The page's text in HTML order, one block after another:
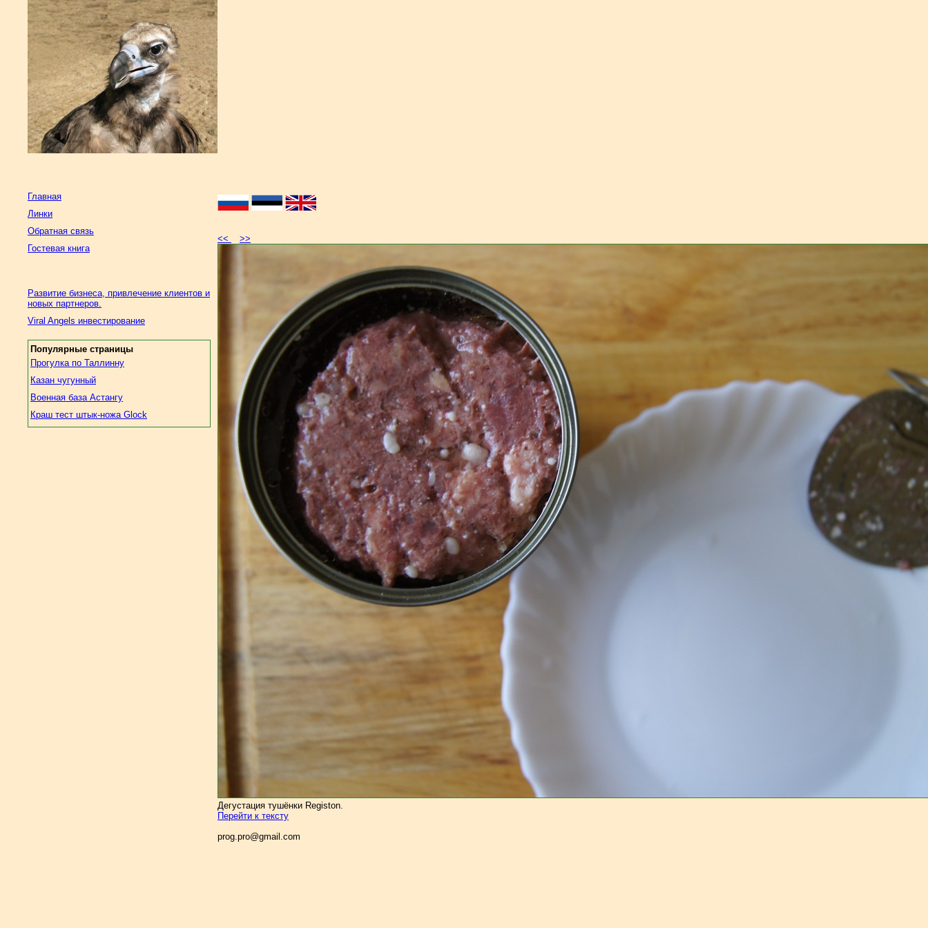
Главная
Линки
Обратная связь
Гостевая книга
Развитие бизнеса, привлечение клиентов и
новых партнеров.
Viral Angels инвестирование
Популярные страницы
Прогулка по Таллинну
Казан чугунный
Военная база Астангу
Краш тест штык-ножа Glock
<< >>
Дегустация тушёнки Registon.
Перейти к тексту
prog.pro@gmail.com